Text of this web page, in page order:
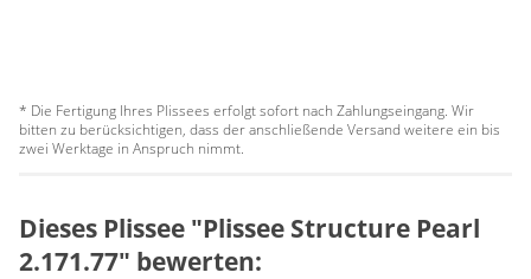
* Die Fertigung Ihres Plissees erfolgt sofort nach Zahlungseingang. Wir
bitten zu berücksichtigen, dass der anschließende Versand weitere ein bis
zwei Werktage in Anspruch nimmt.
Dieses Plissee "Plissee Structure Pearl
2.171.77" bewerten: